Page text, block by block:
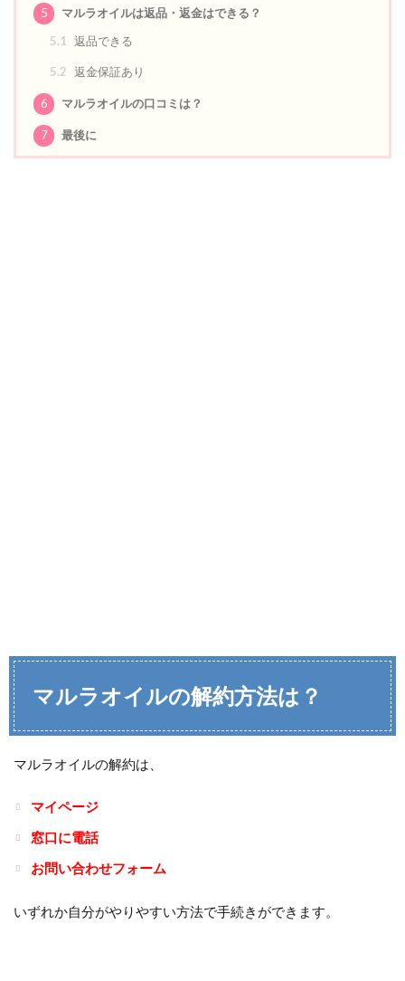
5
マルラオイルは返品・返金はできる？
5.1
返品できる
5.2 返金保証あり
6 マルラオイルの口コミは？
7 最後に
マルラオイルの解約方法は？
マルラオイルの解約は、
マイページ
窓口に電話
お問い合わせフォーム
いずれか自分がやりやすい方法で手続きができます。